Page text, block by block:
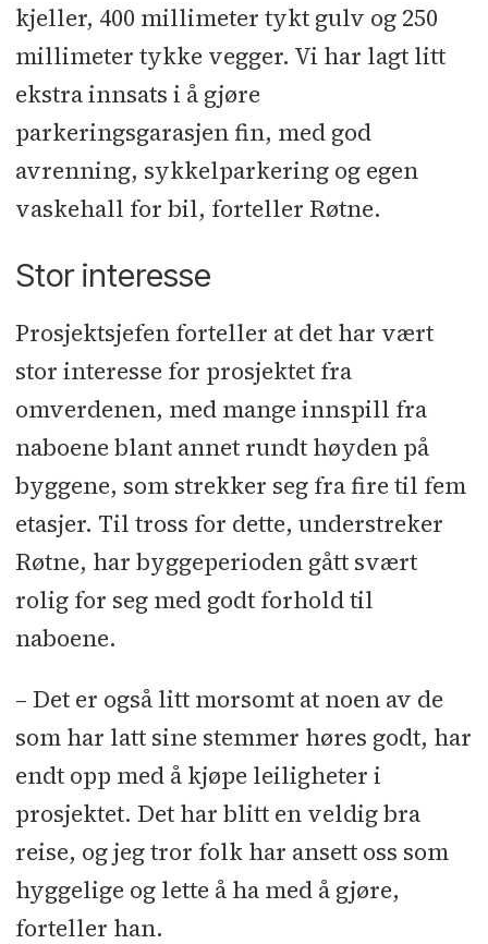
kjeller, 400 millimeter tykt gulv og 250
millimeter tykke vegger. Vi har lagt litt
ekstra innsats i å gjøre
parkeringsgarasjen fin, med god
avrenning, sykkelparkering og egen
vaskehall for bil, forteller Røtne.
Stor interesse
Prosjektsjefen forteller at det har vært
stor interesse for prosjektet fra
omverdenen, med mange innspill fra
naboene blant annet rundt høyden på
byggene, som strekker seg fra fire til fem
etasjer. Til tross for dette, understreker
Røtne, har byggeperioden gått svært
rolig for seg med godt forhold til
naboene.
– Det er også litt morsomt at noen av de
som har latt sine stemmer høres godt, har
endt opp med å kjøpe leiligheter i
prosjektet. Det har blitt en veldig bra
reise, og jeg tror folk har ansett oss som
hyggelige og lette å ha med å gjøre,
forteller han.